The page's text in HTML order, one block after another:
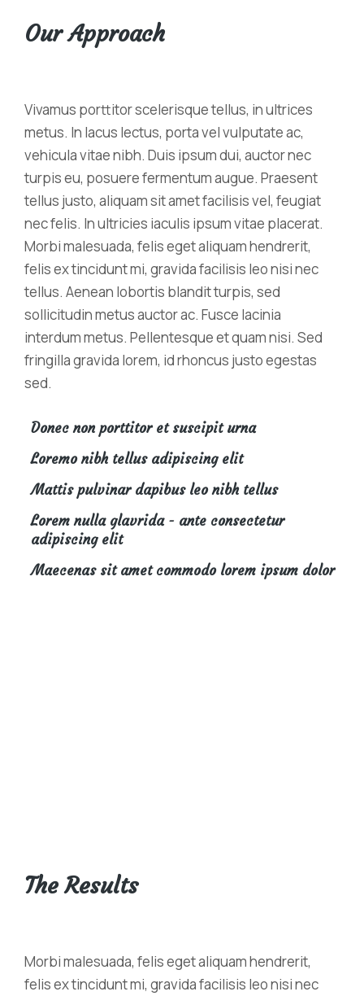
Our Approach
Vivamus porttitor scelerisque tellus, in ultrices
metus. In lacus lectus, porta vel vulputate ac,
vehicula vitae nibh. Duis ipsum dui, auctor nec
turpis eu, posuere fermentum augue. Praesent
tellus justo, aliquam sit amet facilisis vel, feugiat
nec felis. In ultricies iaculis ipsum vitae placerat.
Morbi malesuada, felis eget aliquam hendrerit,
felis ex tincidunt mi, gravida facilisis leo nisi nec
tellus. Aenean lobortis blandit turpis, sed
sollicitudin metus auctor ac. Fusce lacinia
interdum metus. Pellentesque et quam nisi. Sed
fringilla gravida lorem, id rhoncus justo egestas
sed.
Donec non porttitor et suscipit urna
Loremo nibh tellus adipiscing elit
Mattis pulvinar dapibus leo nibh tellus
Lorem nulla glavrida - ante consectetur
adipiscing elit
Maecenas sit amet commodo lorem ipsum dolor
The Results
Morbi malesuada, felis eget aliquam hendrerit,
felis ex tincidunt mi, gravida facilisis leo nisi nec